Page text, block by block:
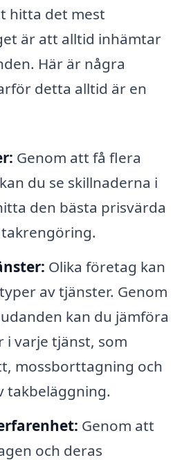
hitta det mest
är att alltid inhämtar
Här är några
detta alltid är en
Genom att få flera
du se skillnaderna i
den bästa prisvärda
Olika företag kan
av tjänster. Genom
kan du jämföra
i varje tjänst, som
mossborttagning och
takbeläggning.
Genom att
och deras